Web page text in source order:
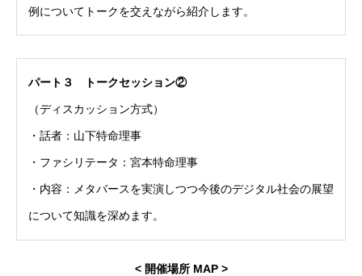
例についてトークを交えながら紹介します。
パート３ トークセッション②
（ディスカッション方式）
・話者：山下特命理事
・ファシリテータ：宮本特命理事
・内容：メタバースを実演しつつ今後のデジタル社会の展望
について知識を深めます。
< 開催場所 MAP >